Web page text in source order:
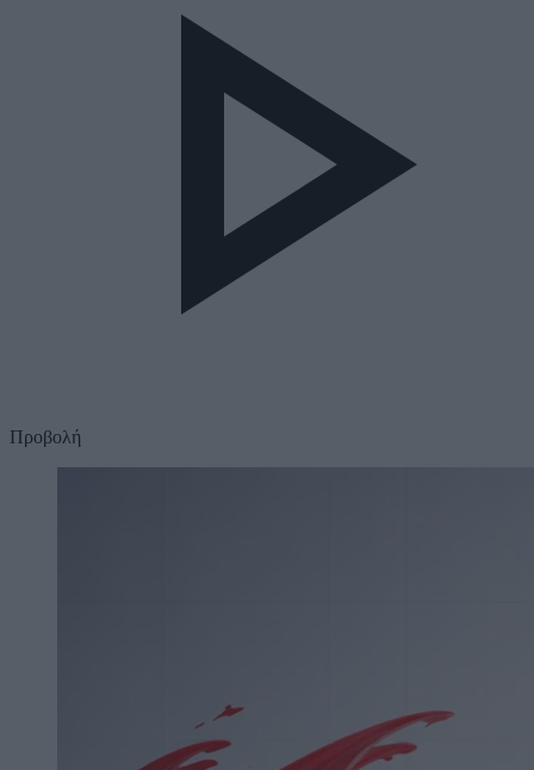
Προβολή